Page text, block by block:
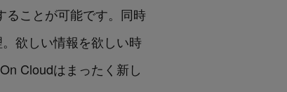
ることが可能です。同時
欲しい情報を欲しい時
Cloudはまったく新し